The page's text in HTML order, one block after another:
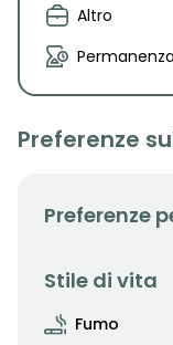
Altro
Preferenze
Preferenze
Stile di vita
Fumo